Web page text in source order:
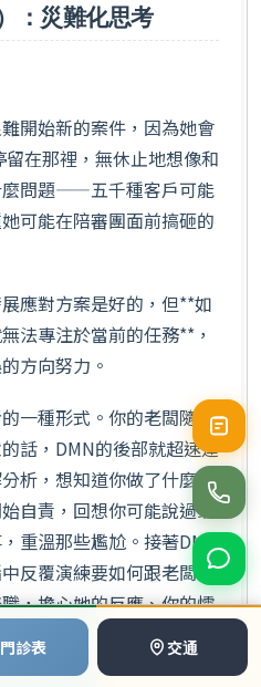
災難化思考
開始新的案件，因為她會
在那裡，無休止地想像和
麼問題——五千種客戶可能
可能在陪審團面前搞砸的
應對方案是好的，但**如
法專注於當前的任務**，
方向努力。
一種形式。你的老闆隨口
話，DMN的後部就超速運
析，想知道你做了什麼值
自責，回想你可能說過或
重溫那些尷尬。接著DMN
反覆演練要如何跟老闆說
，擔心她的反應、你的懦
砸，因為大腦的這個部分
情境重演。
門診表 交通
💬 📅